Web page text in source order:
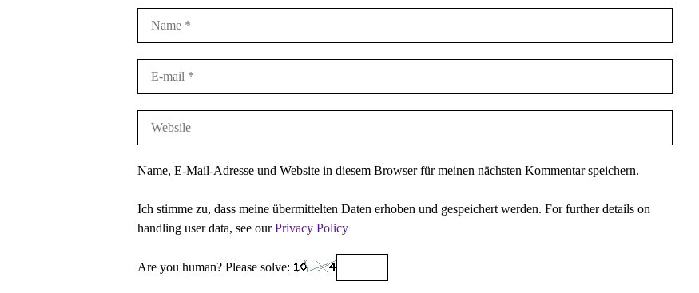
Name, E-Mail-Adresse und Website in diesem Browser für meinen nächsten Kommentar speichern.
Ich stimme zu, dass meine übermittelten Daten erhoben und gespeichert werden. For further details on
handling user data, see ourPrivacy Policy
Are you human? Please solve: